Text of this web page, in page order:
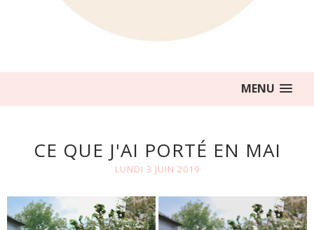
MENU
CE QUE J'AI PORTÉ EN MAI
LUNDI 3 JUIN 2019